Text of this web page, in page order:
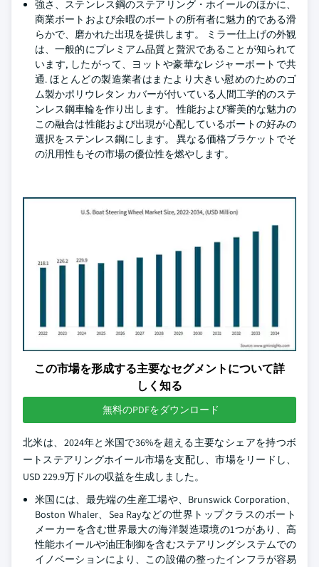
強さ、ステンレス鋼のステアリング・ホイールのほかに、
商業ボートおよび余暇のボートの所有者に魅力的である滑
らかで、磨かれた出現を提供します。 ミラー仕上げの外観
は、一般的にプレミアム品質と贅沢であることが知られて
います, したがって、ヨットや豪華なレジャーボートで共
通. ほとんどの製造業者はまたより大きい慰めのためのゴ
ム製かポリウレタン カバーが付いている人間工学的のステ
ンレス鋼車輪を作り出します。 性能および審美的な魅力の
この融合は性能および出現が心配しているボートの好みの
選択をステンレス鋼にします。 異なる価格ブラケットでそ
の汎用性もその市場の優位性を燃やします。
この市場を形成する主要なセグメントについて詳
しく知る
無料のPDFをダウンロード
北米は、2024年と米国で36%を超える主要なシェアを持つボ
ートステアリングホイール市場を支配し、市場をリードし、
USD 229.9万ドルの収益を生成しました。
米国には、最先端の生産工場や、Brunswick Corporation、
Boston Whaler、Sea Rayなどの世界トップクラスのボート
メーカーを含む世界最大の海洋製造環境の1つがあり、高
性能ホイールや油圧制御を含むステアリングシステムでの
イノベーションにより、この設備の整ったインフラが容易